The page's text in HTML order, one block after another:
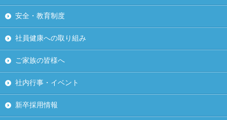
安全・教育制度
社員健康への取り組み
ご家族の皆様へ
社内行事・イベント
新卒採用情報